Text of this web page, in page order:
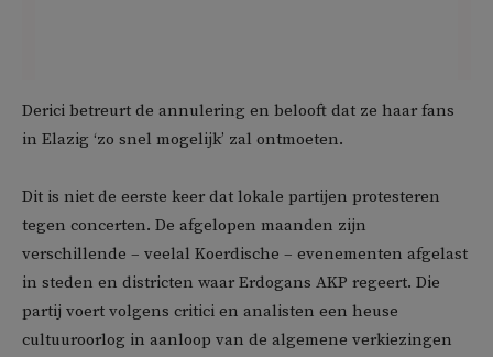
Derici betreurt de annulering en belooft dat ze haar fans
in Elazig ‘zo snel mogelijk’ zal ontmoeten.
Dit is niet de eerste keer dat lokale partijen protesteren
tegen concerten. De afgelopen maanden zijn
verschillende – veelal Koerdische – evenementen afgelast
in steden en districten waar Erdogans AKP regeert. Die
partij voert volgens critici en analisten een heuse
cultuuroorlog in aanloop van de algemene verkiezingen